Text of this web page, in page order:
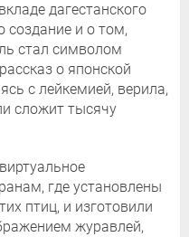
дагестанского
создание и о том,
стал символом
о японской
с лейкемией, верила,
сложит тысячу
где установлены
птиц, и изготовили
журавлей,